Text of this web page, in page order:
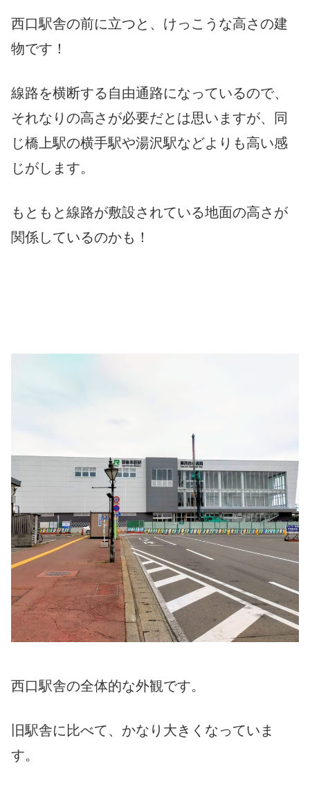
西口駅舎の前に立つと、けっこうな高さの建
物です！
線路を横断する自由通路になっているので、
それなりの高さが必要だとは思いますが、同
じ橋上駅の横手駅や湯沢駅などよりも高い感
じがします。
もともと線路が敷設されている地面の高さが
関係しているのかも！
西口駅舎の全体的な外観です。
旧駅舎に比べて、かなり大きくなっていま
す。